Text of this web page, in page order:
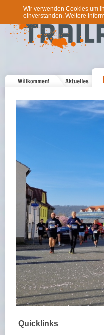
Wir verwenden Cookies um
einverstanden. Weitere
Quicklinks